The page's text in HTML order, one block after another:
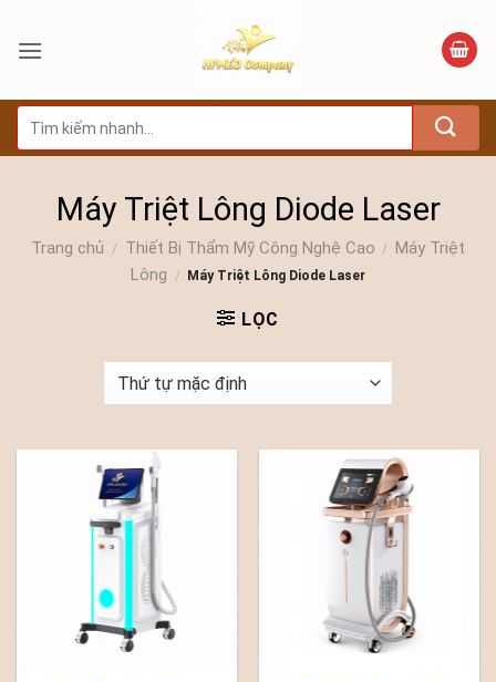
qua
dung
kiếm:
Máy Triệt Lông Diode Laser
Trang chủ / Thiết Bị Thẩm Mỹ Công Nghệ Cao / Máy Triệt
Lông
/ Máy Triệt Lông Diode Laser
LỌC